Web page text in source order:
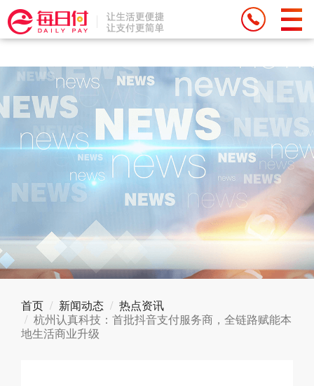
Deprecated: Function eregi() is deprecated in
/weipan/renzhen/source/core/run.php on line 71
首页 新闻动态
热点资讯
杭州认真科技：首批抖音支付服务商，全链路赋能本
地生活商业升级